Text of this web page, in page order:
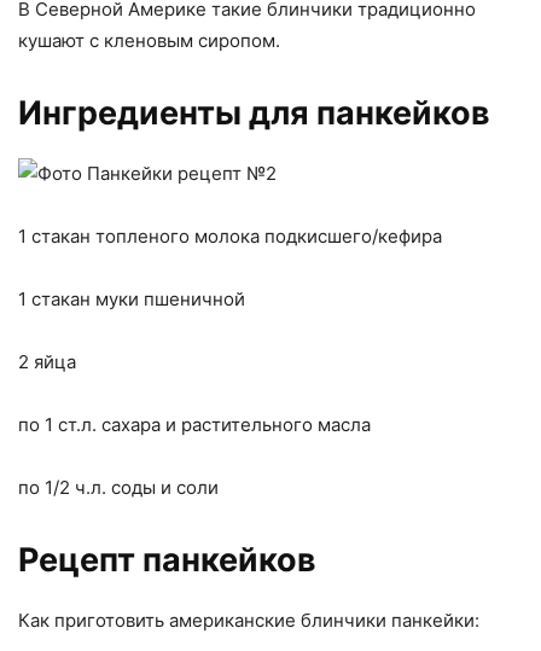
В Северной Америке такие блинчики традиционно
кушают с кленовым сиропом.
Ингредиенты для панкейков
1 стакан топленого молока подкисшего/кефира
1 стакан муки пшеничной
2 яйца
по 1 ст.л. сахара и растительного масла
по 1/2 ч.л. соды и соли
Рецепт панкейков
Как приготовить американские блинчики панкейки: